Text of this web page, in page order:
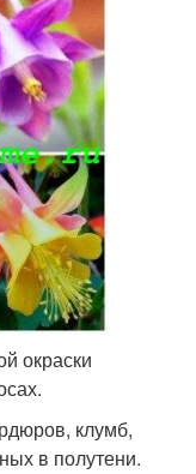
окраски
клумб,
в полутени.